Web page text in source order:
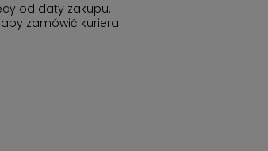
od daty zakupu.
zamówić kuriera